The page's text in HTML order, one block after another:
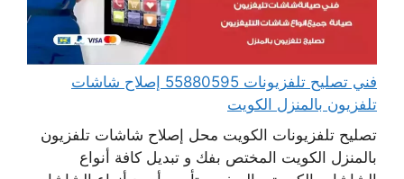
فني تصليح تلفزيونات 55880595 إصلاح شاشات
تلفزيون بالمنزل الكويت
تصليح تلفزيونات الكويت محل إصلاح شاشات تلفزيون
بالمنزل الكويت المختص بفك و تبديل كافة أنواع